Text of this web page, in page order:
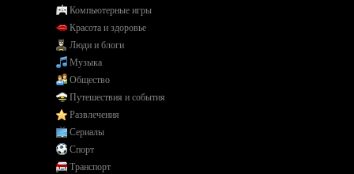
Компьютерные игры
Красота и здоровье
Люди и блоги
Музыка
Общество
Путешествия и события
Развлечения
Сериалы
Спорт
Транспорт